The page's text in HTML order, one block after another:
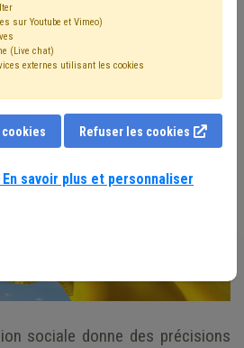
sociale donne des précisions
sur Youtube et Vimeo)
(Live chat)
externes utilisant les cookies
Refuser les cookies
En savoir plus et personnaliser